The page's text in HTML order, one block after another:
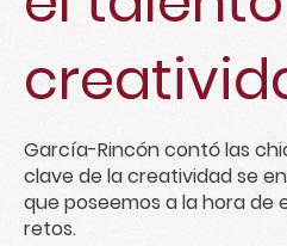
García-Rincón contó las
clave de la creatividad se
que poseemos a la hora
retos.